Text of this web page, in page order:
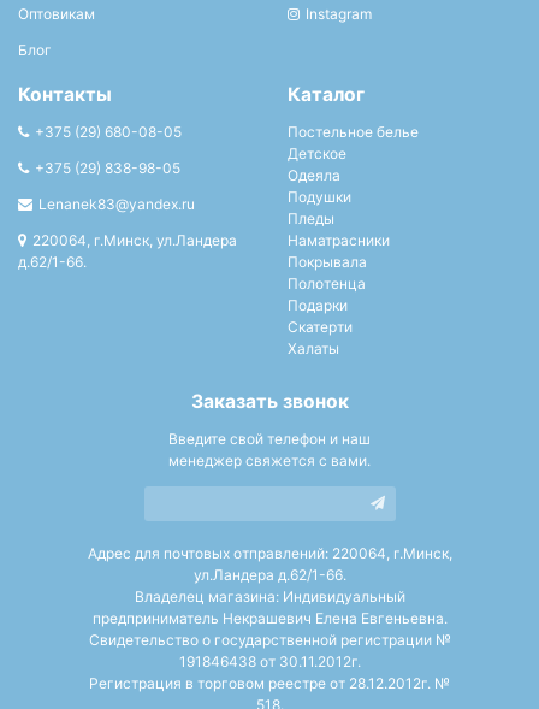
Оптовикам
Блог
Instagram
Контакты
+375 (29) 680-08-05
+375 (29) 838-98-05
Lenanek83@yandex.ru
220064, г.Минск, ул.Ландера
д.62/1-66.
Каталог
Постельное белье
Детское
Одеяла
Подушки
Пледы
Наматрасники
Покрывала
Полотенца
Подарки
Скатерти
Халаты
Заказать звонок
Введите свой телефон и наш
менеджер свяжется с вами.
Адрес для почтовых отправлений: 220064, г.Минск,
ул.Ландера д.62/1-66.
Владелец магазина: Индивидуальный
предприниматель Некрашевич Елена Евгеньевна.
Свидетельство о государственной регистрации №
191846438 от 30.11.2012г.
Регистрация в торговом реестре от 28.12.2012г. №
518.